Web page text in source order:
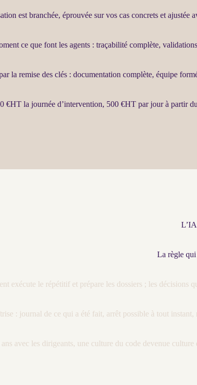
est branchée, éprouvée sur vos cas concrets et ajustée
ce que font les agents : traçabilité complète,
la remise des clés : documentation complète, équipe
€HT la journée d’intervention, 500 €HT par jour à partir
La règle qui
exécute le répétitif et prépare les dossiers ; les décisions
: journal de ce qui a été fait, arrêt possible à tout
avec les dirigeants, une culture du code devenue culture